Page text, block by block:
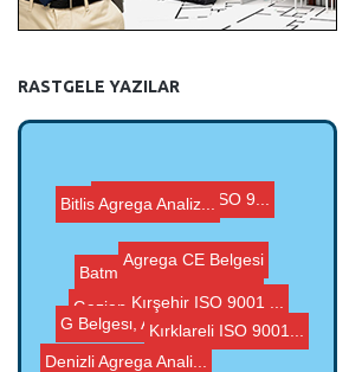
RASTGELE YAZILAR
Afyonkarahisar ISO 9...
Bitlis Agrega Analiz...
Batman ISO 9001 Kali...
G Belgesi, Agrega CE...
Denizli Agrega Anali...
Kırşehir ISO 9001 ...